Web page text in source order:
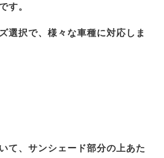
す。
選択で、様々な車種に対応しま
て、サンシェード部分の上あた